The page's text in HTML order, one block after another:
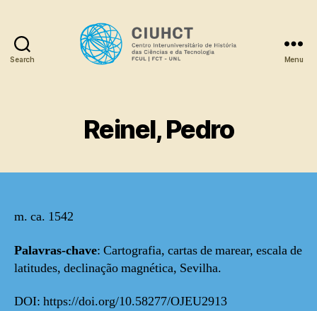
Search Menu
Reinel, Pedro
m. ca. 1542
Palavras-chave: Cartografia, cartas de marear, escala de
latitudes, declinação magnética, Sevilha.
DOI: https://doi.org/10.58277/OJEU2913